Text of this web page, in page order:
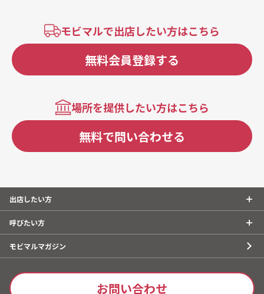
モビマルで出店したい方はこちら
無料会員登録する
場所を提供したい方はこちら
無料で問い合わせる
出店したい方
呼びたい方
モビマルマガジン
お問い合わせ